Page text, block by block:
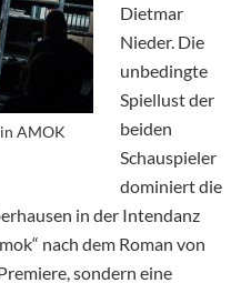
AMOK
Dietmar
Nieder. Die
unbedingte
Spiellust der
beiden
Schauspieler
dominiert die
in der Intendanz
nach dem Roman von
sondern eine